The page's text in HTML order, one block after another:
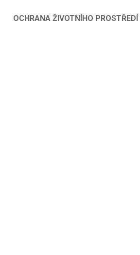
OCHRANA ŽIVOTNÍHO PROSTŘEDÍ